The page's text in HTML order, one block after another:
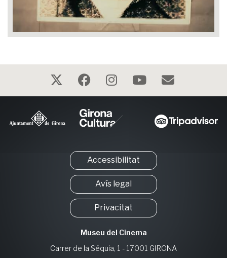
Accessibilitat
Avís legal
Privacitat
Museu del Cinema
Carrer de la Séquia, 1 - 17001 GIRONA